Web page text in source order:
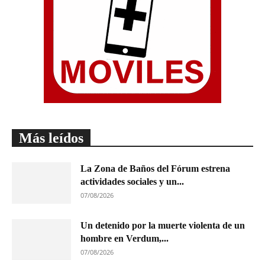
Más leídos
La Zona de Baños del Fórum estrena
actividades sociales y un...
07/08/2026
Un detenido por la muerte violenta de un
hombre en Verdum,...
07/08/2026